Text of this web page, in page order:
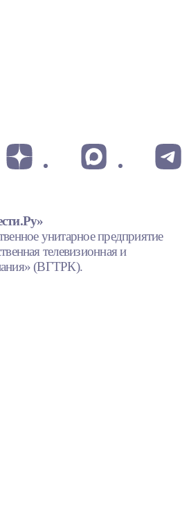
унитарное предприятие
телевизионная и
(ВГТРК).